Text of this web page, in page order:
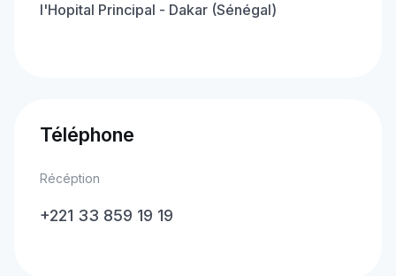
l'Hopital Principal - Dakar (Sénégal)
Téléphone
Récéption
+221 33 859 19 19